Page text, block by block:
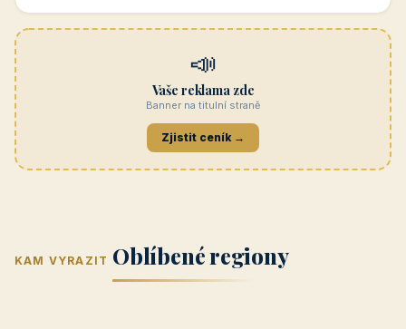
📣
Vaše reklama zde
Banner na titulní straně
Zjistit ceník →
KAM VYRAZIT Oblíbené regiony
(Jihomoravský
kraj)
kraj)
Zlínský kraj Žilinský
Karlovarský
Střední Čechy
(Středočeský